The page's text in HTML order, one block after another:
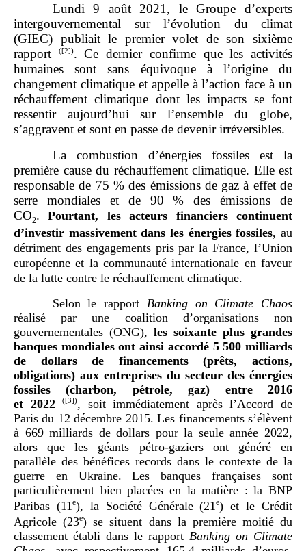
Lundi 9 août 2021, le Groupe d’experts
intergouvernemental sur l’évolution du climat
(GIEC) publiait le premier volet de son sixième
rapport
([2]). Ce dernier confirme que les activités
humaines sont sans équivoque à l’origine du
changement climatique et appelle à l’action face à un
réchauffement climatique dont les impacts se font
ressentir aujourd’hui sur l’ensemble du globe,
s’aggravent et sont en passe de devenir irréversibles.
La combustion d’énergies fossiles est la
première cause du réchauffement climatique. Elle est
responsable de 75 % des émissions de gaz à effet de
serre mondiales et de 90 % des émissions de
CO2.Pourtant, les acteurs financiers continuent
d’investir massivement dans les énergies fossiles, au
détriment des engagements pris par la France, l’Union
européenne et la communauté internationale en faveur
de la lutte contre le réchauffement climatique.
Selon le rapport Banking on Climate Chaos
réalisé par une coalition d’organisations non
gouvernementales (ONG), les soixante plus grandes
banques mondiales ont ainsi accordé 5 500 milliards
de dollars de financements (prêts, actions,
obligations) aux entreprises du secteur des énergies
fossiles (charbon, pétrole, gaz) entre
2016
et 2022 ( [3] ), soit immédiatement après l’Accord de
Paris du 12 décembre 2015. Les financements s’élèvent
à 669 milliards de dollars pour la seule année 2022,
alors que les géants pétro-gaziers ont généré en
parallèle des bénéfices records dans le contexte de la
guerre en Ukraine. Les banques françaises sont
particulièrement bien placées en la matière : la BNP
Paribas (11e), la Société Générale (21e) et le Crédit
Agricole (23e) se situent dans la première moitié du
classement établi dans le rapport Banking on Climate